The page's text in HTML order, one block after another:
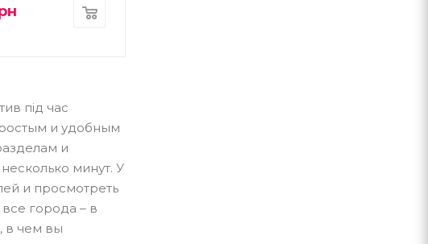
під час
и удобным
и
минут. У
и просмотреть
города – в
в чем вы